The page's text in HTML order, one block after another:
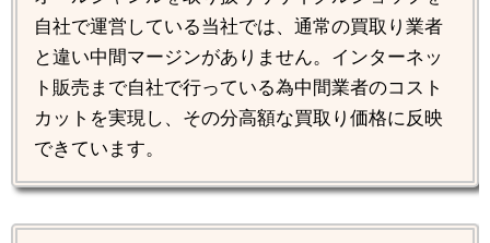
自社で運営している当社では、通常の買取り業者
と違い中間マージンがありません。インターネッ
ト販売まで自社で行っている為中間業者のコスト
カットを実現し、その分高額な買取り価格に反映
できています。